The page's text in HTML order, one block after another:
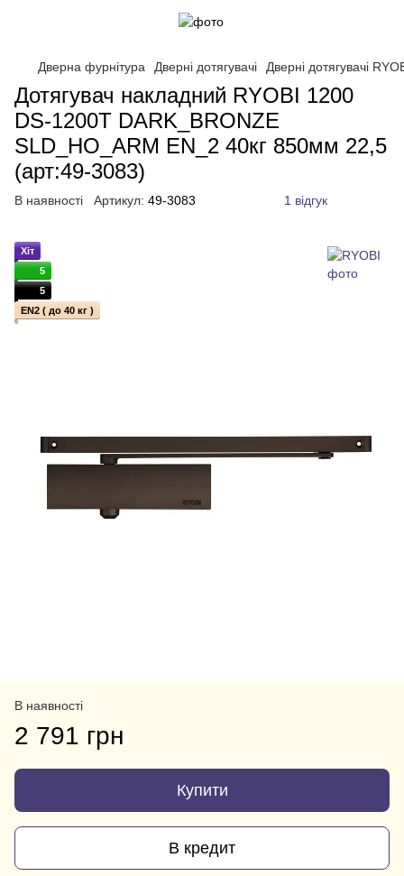
Дверна фурнітура Дверні дотягувачі Дверні дотягувачі
Дотягувач накладний RYOBI 1200
DS-1200T DARK_BRONZE
SLD_HO_ARM EN_2 40кг 850мм 22,5
(арт:49-3083)
В наявності Артикул: 49-3083 1 відгук
Хіт
5
5
EN2 ( до 40 кг )
В наявності
2 791 грн
Купити
В кредит